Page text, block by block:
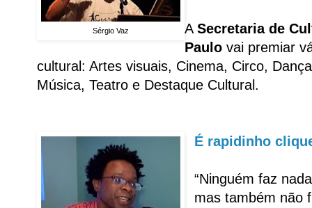
Sérgio Vaz A Secretaria de
Paulo vai premiar
cultural: Artes visuais, Cinema, Circo,
Música, Teatro e Destaque Cultural.
É rapidinho
“Ninguém faz
mas também não